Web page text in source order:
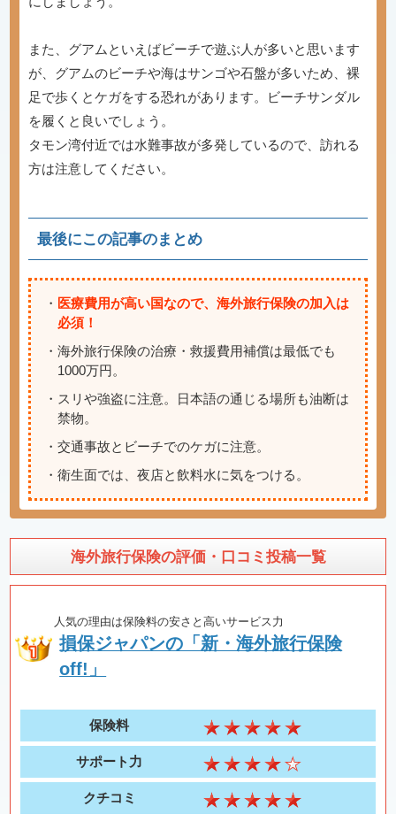
また、グアムといえばビーチで遊ぶ人が多いと思います
が、グアムのビーチや海はサンゴや石盤が多いため、裸
足で歩くとケガをする恐れがあります。ビーチサンダル
を履くと良いでしょう。
タモン湾付近では水難事故が多発しているので、訪れる
方は注意してください。
最後にこの記事のまとめ
・ 医療費用が高い国なので、海外旅行保険の加入は
必須！
・海外旅行保険の治療・救援費用補償は最低でも
1000万円。
・スリや強盗に注意。日本語の通じる場所も油断は
禁物。
・交通事故とビーチでのケガに注意。
・衛生面では、夜店と飲料水に気をつける。
海外旅行保険の評価・口コミ投稿一覧
人気の理由は保険料の安さと高いサービス力
損保ジャパンの「新・海外旅行保険
off!」
保険料
サポート力
クチコミ